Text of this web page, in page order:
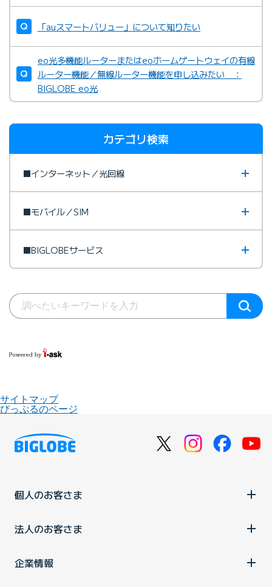
「auスマートバリュー」について知りたい
eo光多機能ルーターまたはeoホームゲートウェイの有線
ルーター機能／無線ルーター機能を申し込みたい ：
BIGLOBE eo光
カテゴリ検索
■インターネット／光回線
■モバイル／SIM
■BIGLOBEサービス
サイトマップ
びっぷるのページ
個人のお客さま
法人のお客さま
企業情報